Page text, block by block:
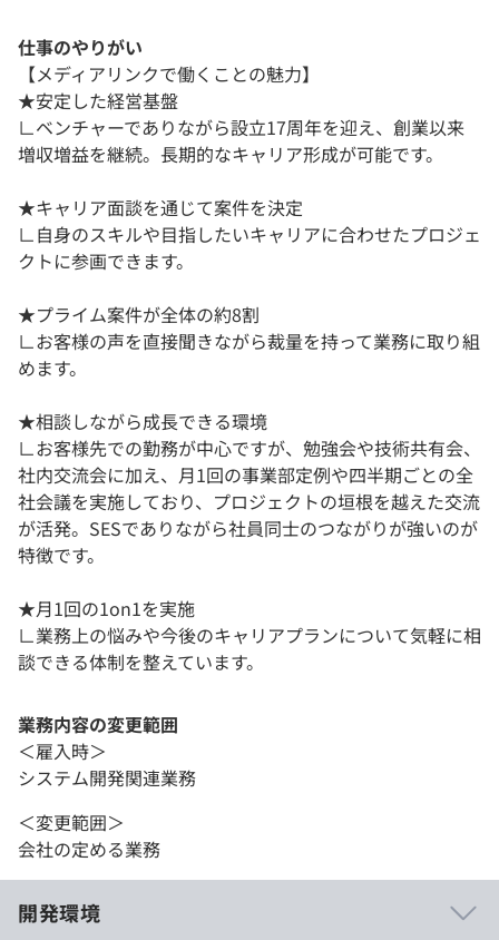
仕事のやりがい
【メディアリンクで働くことの魅力】
★安定した経営基盤
∟ベンチャーでありながら設立17周年を迎え、創業以来
増収増益を継続。長期的なキャリア形成が可能です。
★キャリア面談を通じて案件を決定
∟自身のスキルや目指したいキャリアに合わせたプロジェ
クトに参画できます。
★プライム案件が全体の約8割
∟お客様の声を直接聞きながら裁量を持って業務に取り組
めます。
★相談しながら成長できる環境
∟お客様先での勤務が中心ですが、勉強会や技術共有会、
社内交流会に加え、月1回の事業部定例や四半期ごとの全
社会議を実施しており、プロジェクトの垣根を越えた交流
が活発。SESでありながら社員同士のつながりが強いのが
特徴です。
★月1回の1on1を実施
∟業務上の悩みや今後のキャリアプランについて気軽に相
談できる体制を整えています。
業務内容の変更範囲
＜雇入時＞
システム開発関連業務
＜変更範囲＞
会社の定める業務
開発環境